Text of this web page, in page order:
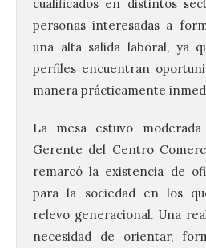
cualificados en distintos
personas interesadas a
una alta salida laboral, ya
perfiles encuentran
manera prácticamente
La mesa estuvo
Gerente del Centro
remarcó la existencia de
para la sociedad en los
relevo generacional. Una
necesidad de orientar,